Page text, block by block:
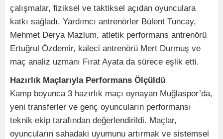
çalışmalar, fiziksel ve taktiksel açıdan oyunculara
katkı sağladı. Yardımcı antrenörler Bülent Tuncay,
Mehmet Derya Mazlum, atletik performans antrenörü
Ertuğrul Özdemir, kaleci antrenörü Mert Durmuş ve
maç analiz uzmanı Fırat Ayata da sürece eşlik etti.
Hazırlık Maçlarıyla Performans Ölçüldü
Kamp boyunca 3 hazırlık maçı oynayan Muğlaspor’da,
yeni transferler ve genç oyuncuların performansı
teknik ekip tarafından değerlendirildi. Maçlar,
oyuncuların sahadaki uyumunu artırmak ve sistemsel